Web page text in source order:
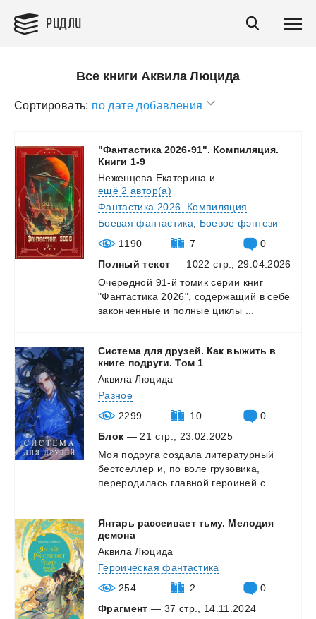
РИДЛИ
Все книги Аквила Люцида
Сортировать: по дате добавления
"Фантастика 2026-91". Компиляция.
Книги 1-9
Неженцева Екатерина и
ещё 2 автор(а)
Фантастика 2026. Компиляция
Боевая фантастика
Боевое фэнтези
1190
7
0
Полный текст — 1022 стр., 29.04.2026
Очередной 91-й томик серии книг
"Фантастика 2026", содержащий в себе
законченные и полные циклы
Система для друзей. Как выжить в
книге подруги. Том 1
Аквила Люцида
Разное
2299
10
0
Блок — 21 стр., 23.02.2025
Моя подруга создала литературный
бестселлер и, по воле грузовика,
переродилась главной героиней с...
Янтарь рассеивает тьму. Мелодия
демона
Аквила Люцида
Героическая фантастика
254
2
0
Фрагмент — 37 стр., 14.11.2024